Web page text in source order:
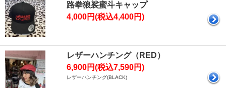
路拳狼裟蜜斗キャップ
4,000円(税込4,400円)
レザーハンチング（RED）
6,900円(税込7,590円)
レザーハンチング(BLACK)